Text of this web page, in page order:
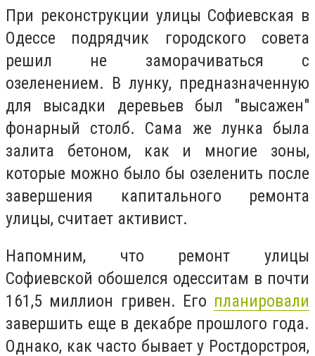
При реконструкции улицы Софиевская в
Одессе подрядчик городского совета
решил не заморачиваться с
озеленением. В лунку, предназначенную
для высадки деревьев был "высажен"
фонарный столб. Сама же лунка была
залита бетоном, как и многие зоны,
которые можно было бы озеленить после
завершения капитального ремонта
улицы, считает активист.
Напомним, что ремонт улицы
Софиевской обошелся одесситам в почти
161,5 миллион гривен. Его планировали
завершить еще в декабре прошлого года.
Однако, как часто бывает у Ростдорстроя,